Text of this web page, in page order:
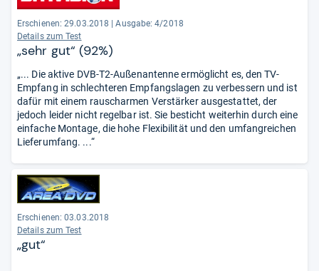
Erschienen: 29.03.2018 | Ausgabe: 4/2018
Details zum Test
„sehr gut“ (92%)
„... Die aktive DVB-T2-Außenantenne ermöglicht es, den TV-
Empfang in schlechteren Empfangslagen zu verbessern und ist
dafür mit einem rauscharmen Verstärker ausgestattet, der
jedoch leider nicht regelbar ist. Sie besticht weiterhin durch eine
einfache Montage, die hohe Flexibilität und den umfangreichen
Lieferumfang. ...“
Erschienen: 03.03.2018
Details zum Test
„gut“